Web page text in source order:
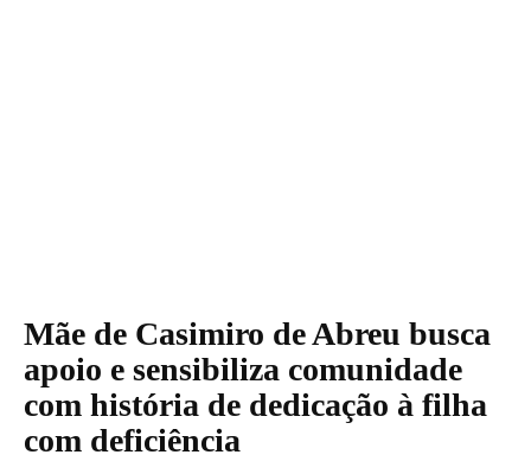
Mãe de Casimiro de Abreu busca
apoio e sensibiliza comunidade
com história de dedicação à filha
com deficiência